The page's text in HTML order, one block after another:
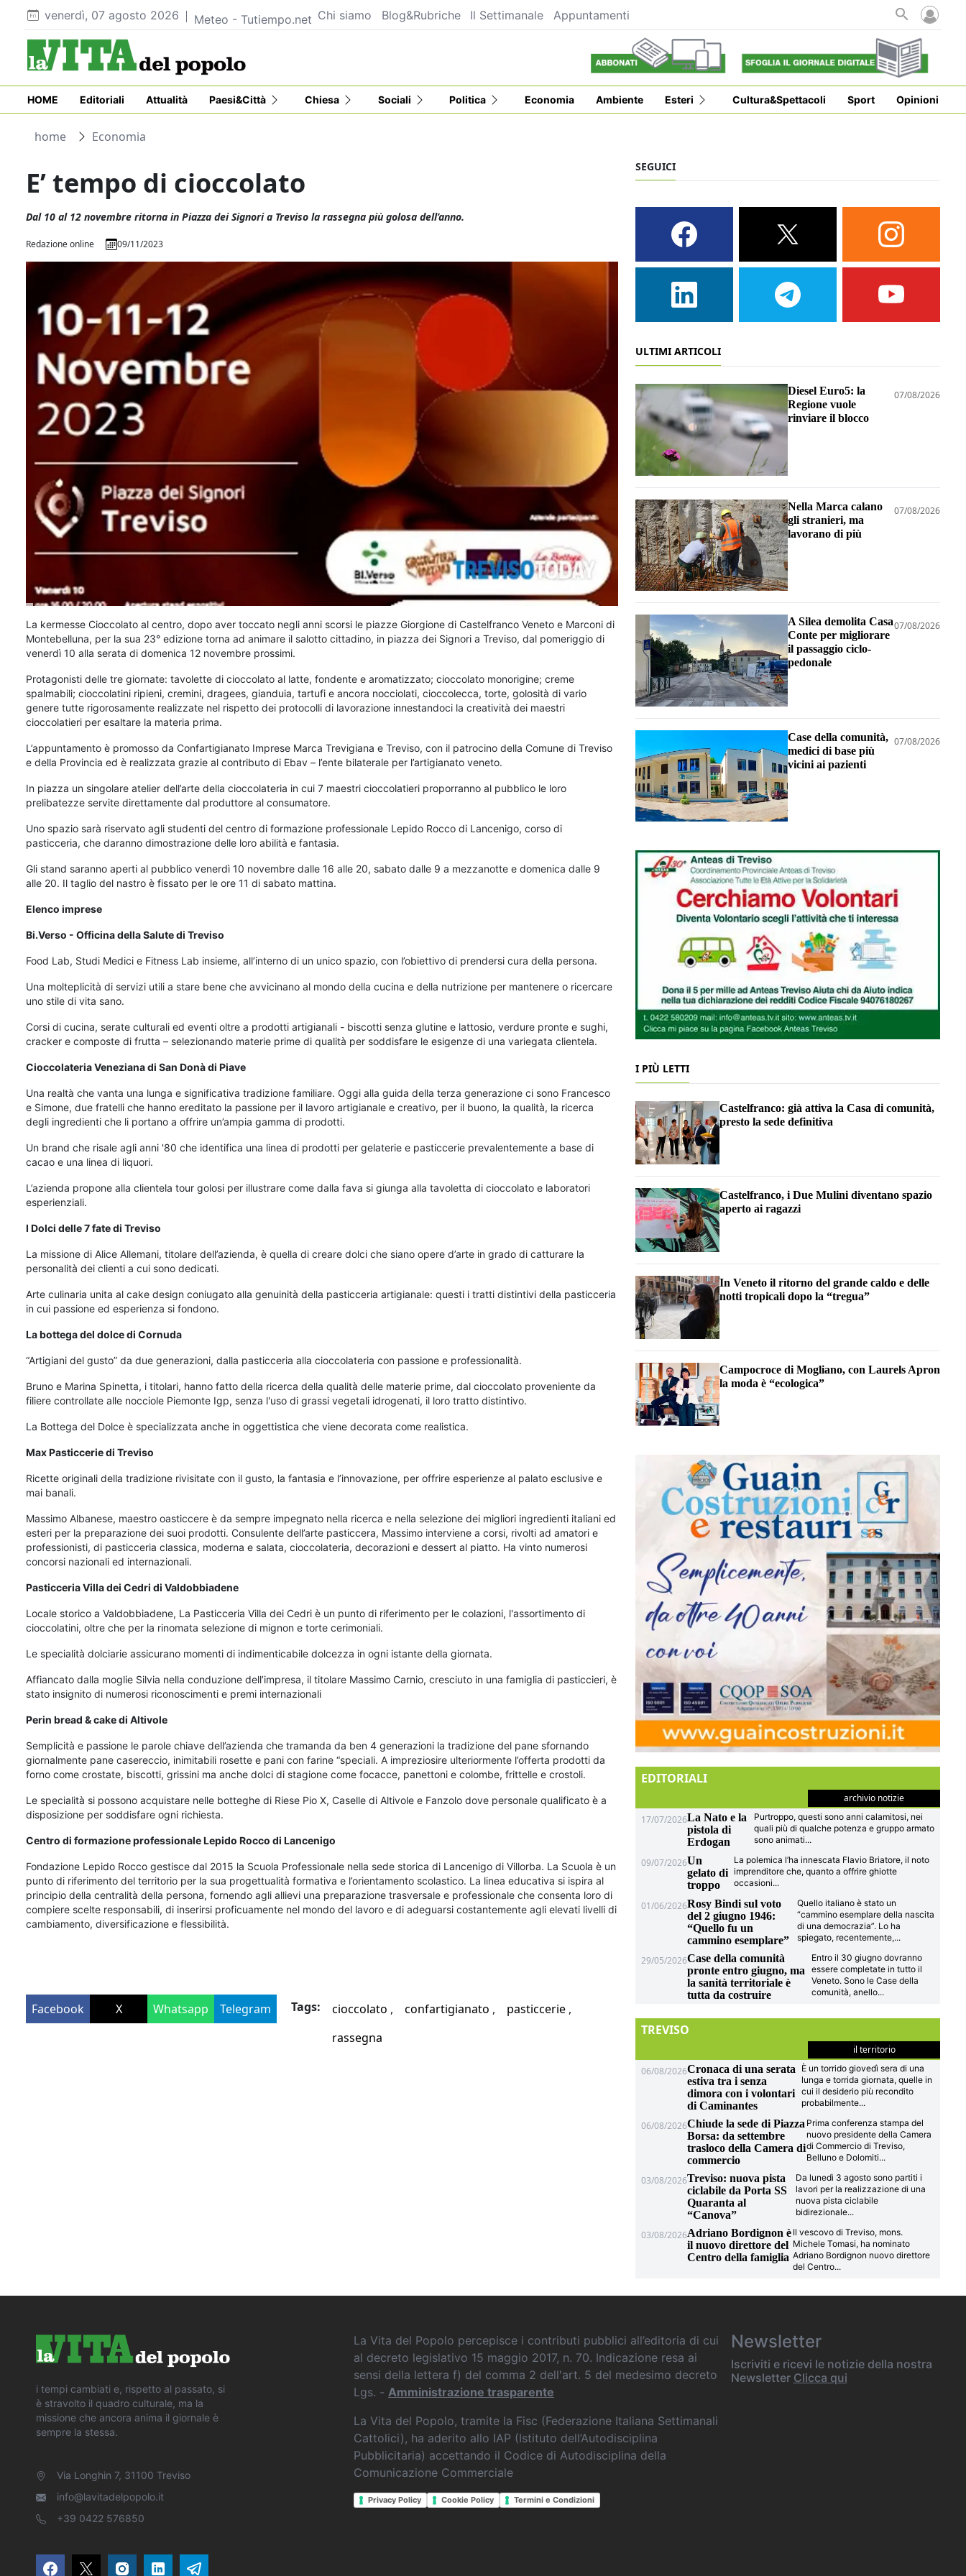
venerdì, 07 agosto 2026 Meteo - Tutiempo.net Chi siamo Blog&Rubriche Il Settimanale Appuntamenti
HOME Editoriali Attualità Paesi&Città Chiesa Sociali Politica Economia Ambiente Esteri Cultura&Spettacoli Sport Opinioni
home Economia
E’ tempo di cioccolato
Dal 10 al 12 novembre ritorna in Piazza dei Signori a Treviso la rassegna più golosa dell’anno.
Redazione online 09/11/2023
La kermesse Cioccolato al centro, dopo aver toccato negli anni scorsi le piazze Giorgione di Castelfranco Veneto e Marconi di
Montebelluna, per la sua 23° edizione torna ad animare il salotto cittadino, in piazza dei Signori a Treviso, dal pomeriggio di
venerdì 10 alla serata di domenica 12 novembre prossimi.
Protagonisti delle tre giornate: tavolette di cioccolato al latte, fondente e aromatizzato; cioccolato monorigine; creme
spalmabili; cioccolatini ripieni, cremini, dragees, gianduia, tartufi e ancora nocciolati, cioccolecca, torte, golosità di vario
genere tutte rigorosamente realizzate nel rispetto dei protocolli di lavorazione innestandoci la creatività dei maestri
cioccolatieri per esaltare la materia prima.
L’appuntamento è promosso da Confartigianato Imprese Marca Trevigiana e Treviso, con il patrocino della Comune di Treviso
e della Provincia ed è realizzata grazie al contributo di Ebav – l’ente bilaterale per l’artigianato veneto.
In piazza un singolare atelier dell’arte della cioccolateria in cui 7 maestri cioccolatieri proporranno al pubblico le loro
prelibatezze servite direttamente dal produttore al consumatore.
Uno spazio sarà riservato agli studenti del centro di formazione professionale Lepido Rocco di Lancenigo, corso di
pasticceria, che daranno dimostrazione delle loro abilità e fantasia.
Gli stand saranno aperti al pubblico venerdì 10 novembre dalle 16 alle 20, sabato dalle 9 a mezzanotte e domenica dalle 9
alle 20. Il taglio del nastro è fissato per le ore 11 di sabato mattina.
Elenco imprese
Bi.Verso - Officina della Salute di Treviso
Food Lab, Studi Medici e Fitness Lab insieme, all’interno di un unico spazio, con l’obiettivo di prendersi cura della persona.
Una molteplicità di servizi utili a stare bene che avvicinano al mondo della cucina e della nutrizione per mantenere o ricercare
uno stile di vita sano.
Corsi di cucina, serate culturali ed eventi oltre a prodotti artigianali - biscotti senza glutine e lattosio, verdure pronte e sughi,
cracker e composte di frutta – selezionando materie prime di qualità per soddisfare le esigenze di una variegata clientela.
Cioccolateria Veneziana di San Donà di Piave
Una realtà che vanta una lunga e significativa tradizione familiare. Oggi alla guida della terza generazione ci sono Francesco
e Simone, due fratelli che hanno ereditato la passione per il lavoro artigianale e creativo, per il buono, la qualità, la ricerca
degli ingredienti che li portano a offrire un’ampia gamma di prodotti.
Un brand che risale agli anni '80 che identifica una linea di prodotti per gelaterie e pasticcerie prevalentemente a base di
cacao e una linea di liquori.
L’azienda propone alla clientela tour golosi per illustrare come dalla fava si giunga alla tavoletta di cioccolato e laboratori
esperienziali.
I Dolci delle 7 fate di Treviso
La missione di Alice Allemani, titolare dell’azienda, è quella di creare dolci che siano opere d’arte in grado di catturare la
personalità dei clienti a cui sono dedicati.
Arte culinaria unita al cake design coniugato alla genuinità della pasticceria artigianale: questi i tratti distintivi della pasticceria
in cui passione ed esperienza si fondono.
La bottega del dolce di Cornuda
“Artigiani del gusto” da due generazioni, dalla pasticceria alla cioccolateria con passione e professionalità.
Bruno e Marina Spinetta, i titolari, hanno fatto della ricerca della qualità delle materie prime, dal cioccolato proveniente da
filiere controllate alle nocciole Piemonte Igp, senza l'uso di grassi vegetali idrogenati, il loro tratto distintivo.
La Bottega del Dolce è specializzata anche in oggettistica che viene decorata come realistica.
Max Pasticcerie di Treviso
Ricette originali della tradizione rivisitate con il gusto, la fantasia e l’innovazione, per offrire esperienze al palato esclusive e
mai banali.
Massimo Albanese, maestro oasticcere è da sempre impegnato nella ricerca e nella selezione dei migliori ingredienti italiani ed
esteri per la preparazione dei suoi prodotti. Consulente dell’arte pasticcera, Massimo interviene a corsi, rivolti ad amatori e
professionisti, di pasticceria classica, moderna e salata, cioccolateria, decorazioni e dessert al piatto. Ha vinto numerosi
concorsi nazionali ed internazionali.
Pasticceria Villa dei Cedri di Valdobbiadene
Locale storico a Valdobbiadene, La Pasticceria Villa dei Cedri è un punto di riferimento per le colazioni, l'assortimento di
cioccolatini, oltre che per la rinomata selezione di mignon e torte cerimoniali.
Le specialità dolciarie assicurano momenti di indimenticabile dolcezza in ogni istante della giornata.
Affiancato dalla moglie Silvia nella conduzione dell’impresa, il titolare Massimo Carnio, cresciuto in una famiglia di pasticcieri, è
stato insignito di numerosi riconoscimenti e premi internazionali
Perin bread & cake di Altivole
Semplicità e passione le parole chiave dell’azienda che tramanda da ben 4 generazioni la tradizione del pane sfornando
giornalmente pane casereccio, inimitabili rosette e pani con farine “speciali. A impreziosire ulteriormente l’offerta prodotti da
forno come crostate, biscotti, grissini ma anche dolci di stagione come focacce, panettoni e colombe, frittelle e crostoli.
Le specialità si possono acquistare nelle botteghe di Riese Pio X, Caselle di Altivole e Fanzolo dove personale qualificato è a
disposizione per soddisfare ogni richiesta.
Centro di formazione professionale Lepido Rocco di Lancenigo
Fondazione Lepido Rocco gestisce dal 2015 la Scuola Professionale nella sede storica di Lancenigo di Villorba. La Scuola è un
punto di riferimento del territorio per la sua progettualità formativa e l’orientamento scolastico. La linea educativa si ispira al
principio della centralità della persona, fornendo agli allievi una preparazione trasversale e professionale che consenta loro di
compiere scelte responsabili, di inserirsi proficuamente nel mondo del lavoro e di adeguarsi costantemente agli elevati livelli di
cambiamento, diversificazione e flessibilità.
Facebook X Whatsapp Telegram Tags: cioccolato confartigianato
pasticcerie
rassegna
SEGUICI
ULTIMI ARTICOLI
Diesel Euro5: la
Regione vuole
rinviare il blocco
07/08/2026
Nella Marca calano
gli stranieri, ma
lavorano di più
07/08/2026
A Silea demolita Casa
Conte per migliorare
il passaggio ciclo-
pedonale
07/08/2026
Case della comunità,
medici di base più
vicini ai pazienti
07/08/2026
I PIÙ LETTI
Castelfranco: già attiva la Casa di comunità,
presto la sede definitiva
Castelfranco, i Due Mulini diventano spazio
aperto ai ragazzi
In Veneto il ritorno del grande caldo e delle
notti tropicali dopo la “tregua”
Campocroce di Mogliano, con Laurels Apron
la moda è “ecologica”
EDITORIALI
archivio notizie
17/07/2026La Nato e la
pistola di
Erdogan
Purtroppo, questi sono anni calamitosi, nei
quali più di qualche potenza e gruppo armato
sono animati...
09/07/2026Un
gelato di
troppo
La polemica l’ha innescata Flavio Briatore, il noto
imprenditore che, quanto a offrire ghiotte
occasioni...
01/06/2026Rosy Bindi sul voto
del 2 giugno 1946:
“Quello fu un
cammino esemplare”
Quello italiano è stato un
“cammino esemplare della nascita
di una democrazia”. Lo ha
spiegato, recentemente,...
29/05/2026Case della comunità
pronte entro giugno, ma
la sanità territoriale è
tutta da costruire
Entro il 30 giugno dovranno
essere completate in tutto il
Veneto. Sono le Case della
comunità, anello...
TREVISO
il territorio
06/08/2026Cronaca di una serata
estiva tra i senza
dimora con i volontari
di Caminantes
È un torrido giovedì sera di una
lunga e torrida giornata, quelle in
cui il desiderio più recondito
probabilmente...
06/08/2026Chiude la sede di Piazza
Borsa: da settembre
trasloco della Camera di
commercio
Prima conferenza stampa del
nuovo presidente della Camera
di Commercio di Treviso,
Belluno e Dolomiti...
03/08/2026Treviso: nuova pista
ciclabile da Porta SS
Quaranta al
“Canova”
Da lunedì 3 agosto sono partiti i
lavori per la realizzazione di una
nuova pista ciclabile
bidirezionale...
03/08/2026Adriano Bordignon è
il nuovo direttore del
Centro della famiglia
Il vescovo di Treviso, mons.
Michele Tomasi, ha nominato
Adriano Bordignon nuovo direttore
del Centro...
i tempi cambiati e, rispetto al passato, si
è stravolto il quadro culturale, ma la
missione che ancora anima il giornale è
sempre la stessa.
Via Longhin 7, 31100 Treviso
info@lavitadelpopolo.it
+39 0422 576850
La Vita del Popolo percepisce i contributi pubblici all’editoria di cui
al decreto legislativo 15 maggio 2017, n. 70. Indicazione resa ai
sensi della lettera f) del comma 2 dell'art. 5 del medesimo decreto
Lgs. -Amministrazione trasparente
La Vita del Popolo, tramite la Fisc (Federazione Italiana Settimanali
Cattolici), ha aderito allo IAP (Istituto dell’Autodisciplina
Pubblicitaria) accettando il Codice di Autodisciplina della
Comunicazione Commerciale
Privacy Policy Cookie Policy Termini e Condizioni
Newsletter
Iscriviti e ricevi le notizie della nostra
Newsletter Clicca qui